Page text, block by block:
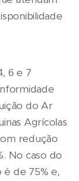
6 e 7
do Ar
Agrícolas
redução
No caso do
de 75% e,